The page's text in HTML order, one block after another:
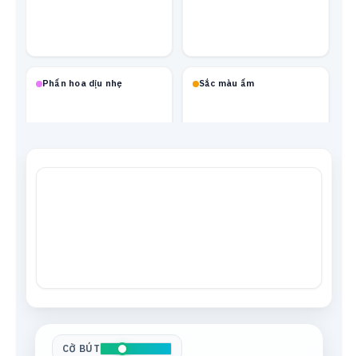
Phấn hoa dịu nhẹ Sắc màu ấm
CỠ BÚT